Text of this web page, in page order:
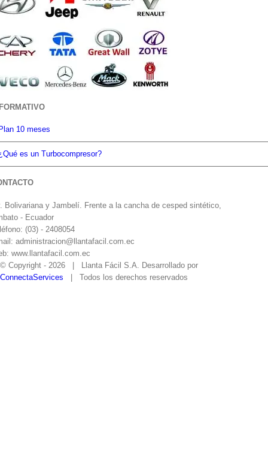
10 meses
es un Turbocompresor?
Bolivariana y Jambelí. Frente a la cancha de cesped sintético,
- Ecuador
(03) - 2408054
administracion@llantafacil.com.ec
www.llantafacil.com.ec
© Copyright - 2026 | Llanta Fácil S.A. Desarrollado por
ConnectaServices | Todos los derechos reservados